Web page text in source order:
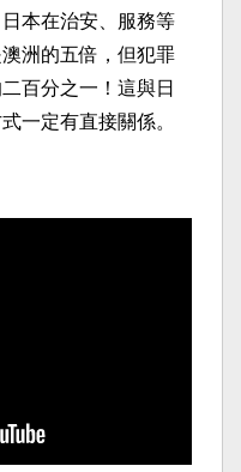
本在治安、服務等
洲的五倍，但犯罪
百分之一！這與日
一定有直接關係。